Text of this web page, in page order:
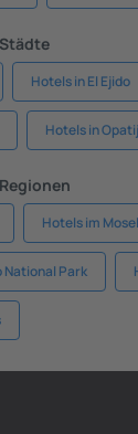
Hotels in El Ejido
Hotels in
Hotels im
National Park